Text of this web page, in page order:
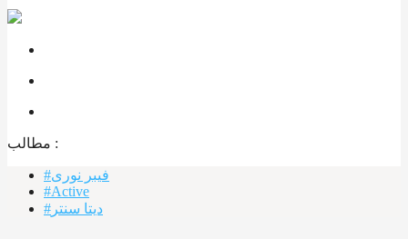
مطالب :‌
#فیبر نوری
#Active
#دیتا سنتر